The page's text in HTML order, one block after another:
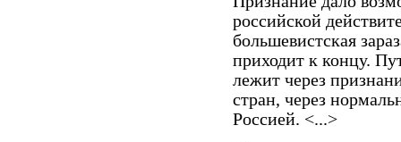
российской
большевистская
приходит к концу.
лежит через
стран, через
Россией. <...>